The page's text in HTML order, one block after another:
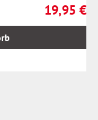
Regulärer
19,95 €